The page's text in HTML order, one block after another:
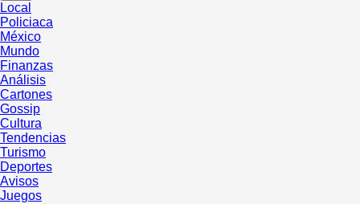
Local
Policiaca
México
Mundo
Finanzas
Análisis
Cartones
Gossip
Cultura
Tendencias
Turismo
Deportes
Avisos
Juegos